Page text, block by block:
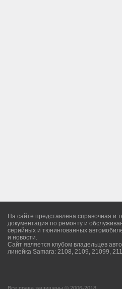
На сайте представлена справочная и
документация по ремонту и
серийных и тюнингованных
и новости.
Сайт является клубом владельцев
линейка Samara: 2108, 2109, 21099,